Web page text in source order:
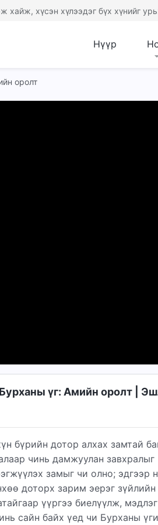
хайж, хүсэн хүлээдэг бүх хүнийг
Нүүр
оролт
үг: Амийн оролт |
бүрийн дотор алхах замтай
чинь дамжуулан
замыг чи олно; эдгээр
доторх зарим эерэг
үүргээ биелүүлж,
сайн байх үед чи Бурханы